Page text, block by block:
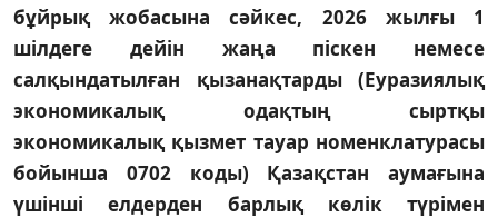
бұйрық жобасына сәйкес, 2026 жылғы 1
шілдеге дейін жаңа піскен немесе
салқындатылған қызанақтарды (Еуразиялық
экономикалық одақтың сыртқы
экономикалық қызмет тауар номенклатурасы
бойынша 0702 коды) Қазақстан аумағына
үшінші елдерден барлық көлік түрімен